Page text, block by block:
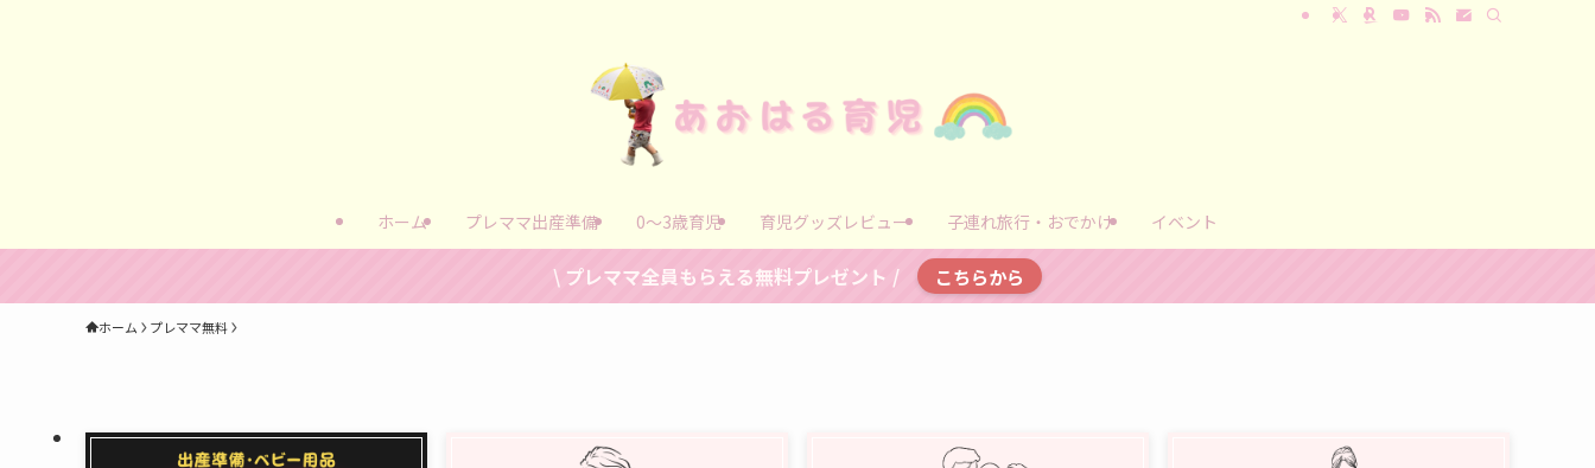
ホーム プレママ出産準備 0～3歳育児 育児グッズレビュー 子連れ旅行・おでかけ イベント
\ プレママ全員もらえる無料プレゼント / こちらから
ホーム プレママ無料